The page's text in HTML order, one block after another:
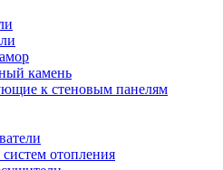
камень
к стеновым панелям
отопления